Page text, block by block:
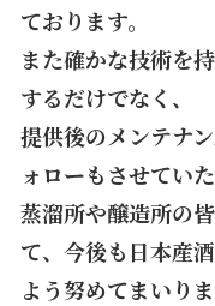
ております。
また確かな技術を
するだけでなく、
提供後のメンテナ
ォローもさせてい
蒸溜所や醸造所の
て、今後も日本産
よう努めてまいりま